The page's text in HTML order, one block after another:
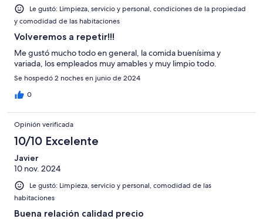
Le gustó: Limpieza, servicio y personal, condiciones de la propiedad
y comodidad de las habitaciones
Volveremos a repetir!!!
Me gustó mucho todo en general, la comida buenísima y
variada, los empleados muy amables y muy limpio todo.
Se hospedó 2 noches en junio de 2024
0
Opinión verificada
10/10 Excelente
Javier
10 nov. 2024
Le gustó: Limpieza, servicio y personal, comodidad de las
habitaciones
Buena relación calidad precio